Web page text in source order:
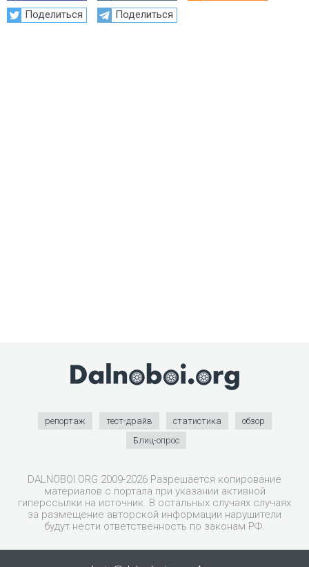
Поделиться
Поделиться
репортаж тест-драйв статистика
обзор
Блиц-опрос
DALNOBOI.ORG 2009-2026 Разрешается копирование
материалов с портала при указании активной
гиперссылки на источник. В остальных случаях случаях
за размещение авторской информации нарушители
будут нести ответственность по законам РФ.